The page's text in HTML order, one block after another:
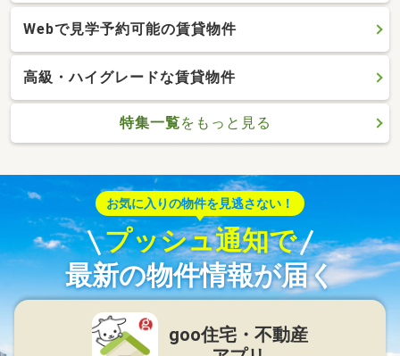
Webで見学予約可能の賃貸物件
高級・ハイグレードな賃貸物件
特集一覧をもっと見る
お気に入りの物件を見逃さない！
プッシュ通知で
最新の物件情報が届く
goo住宅・不動産